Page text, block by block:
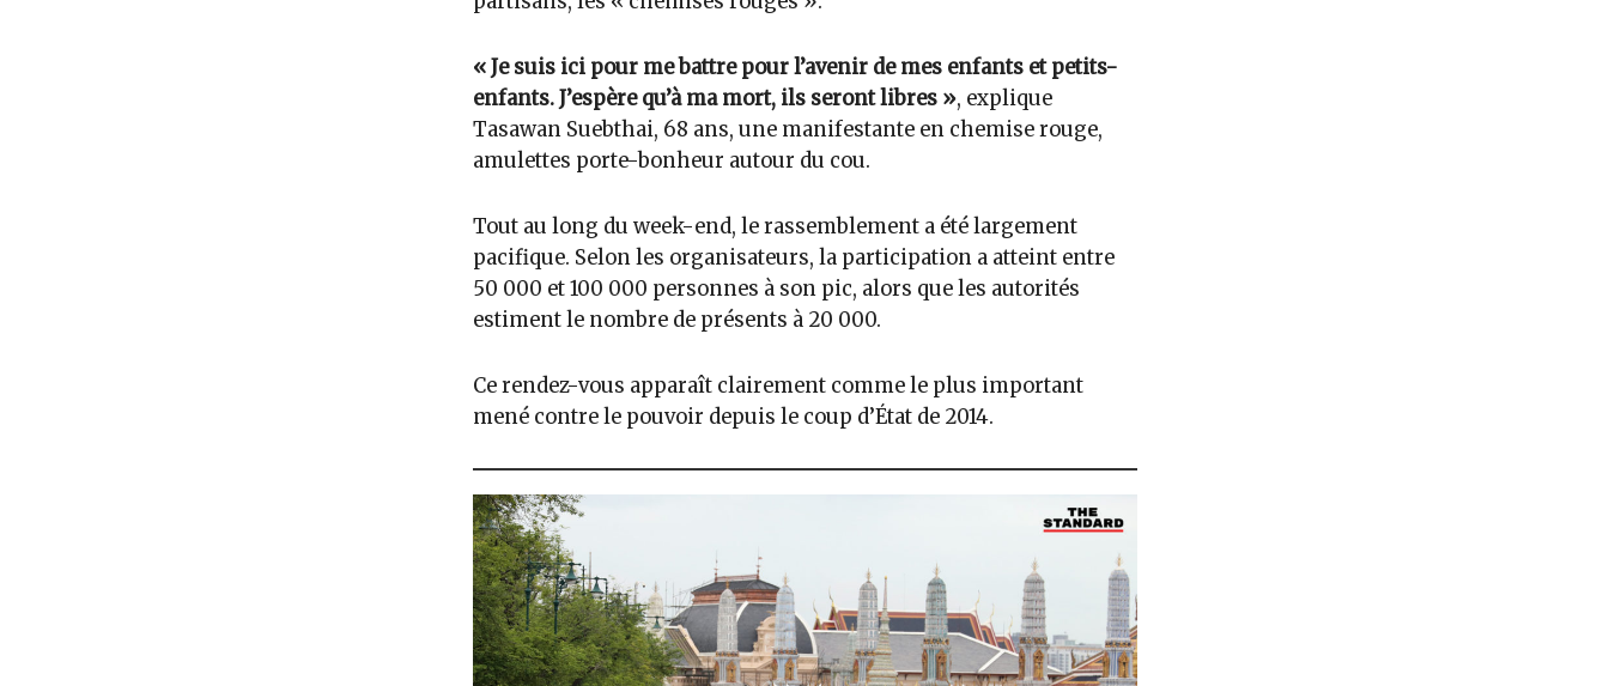
« Je suis ici pour me battre pour l’avenir de mes enfants et petits-
enfants. J’espère qu’à ma mort, ils seront libres », explique
Tasawan Suebthai, 68 ans, une manifestante en chemise rouge,
amulettes porte-bonheur autour du cou.
Tout au long du week-end, le rassemblement a été largement
pacifique. Selon les organisateurs, la participation a atteint entre
50 000 et 100 000 personnes à son pic, alors que les autorités
estiment le nombre de présents à 20 000.
Ce rendez-vous apparaît clairement comme le plus important
mené contre le pouvoir depuis le coup d’État de 2014.